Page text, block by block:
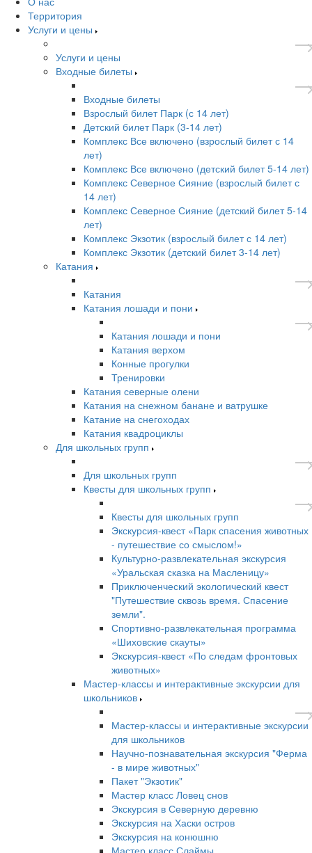
Территория
Услуги и цены
Услуги и цены
Входные билеты
Входные билеты
Взрослый билет Парк (с 14 лет)
Детский билет Парк (3-14 лет)
Комплекс Все включено (взрослый билет с 14
лет)
Комплекс Все включено (детский билет 5-14 лет)
Комплекс Северное Сияние (взрослый билет с
14 лет)
Комплекс Северное Сияние (детский билет 5-14
лет)
Комплекс Экзотик (взрослый билет с 14 лет)
Комплекс Экзотик (детский билет 3-14 лет)
Катания
Катания
Катания лошади и пони
Катания лошади и пони
Катания верхом
Конные прогулки
Тренировки
Катания северные олени
Катания на снежном банане и ватрушке
Катание на снегоходах
Катания квадроциклы
Для школьных групп
Для школьных групп
Квесты для школьных групп
Квесты для школьных групп
Экскурсия-квест «Парк спасения животных
- путешествие со смыслом!»
Культурно-развлекательная экскурсия
«Уральская сказка на Масленицу»
Приключенческий экологический квест
"Путешествие сквозь время. Спасение
земли".
Спортивно-развлекательная программа
«Шиховские скауты»
Экскурсия-квест «По следам фронтовых
животных»
Мастер-классы и интерактивные экскурсии для
школьников
Мастер-классы и интерактивные экскурсии
для школьников
Научно-познавательная экскурсия "Ферма
- в мире животных"
Пакет "Экзотик"
Мастер класс Ловец снов
Экскурсия в Северную деревню
Экскурсия на Хаски остров
Экскурсия на конюшню
Мастер класс Слаймы